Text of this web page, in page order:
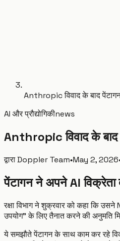
Anthropic विवाद के बाद
AI और प्रौद्योगिकीnews
Anthropic विवाद के
द्वाराDoppler Team•May 2, 2026
पेंटागन ने अपने AI विक्रेता
रक्षा विभाग ने शुक्रवार को कहा कि
उपयोग" के लिए तैनात करने की अनुमति
ये समझौते पेंटागन के साथ काम कर रहे